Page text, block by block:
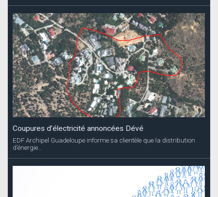
Coupures d’électricité annoncées Dévé
EDF Archipel Guadeloupe informe sa clientèle que la distribution
d’énergie...